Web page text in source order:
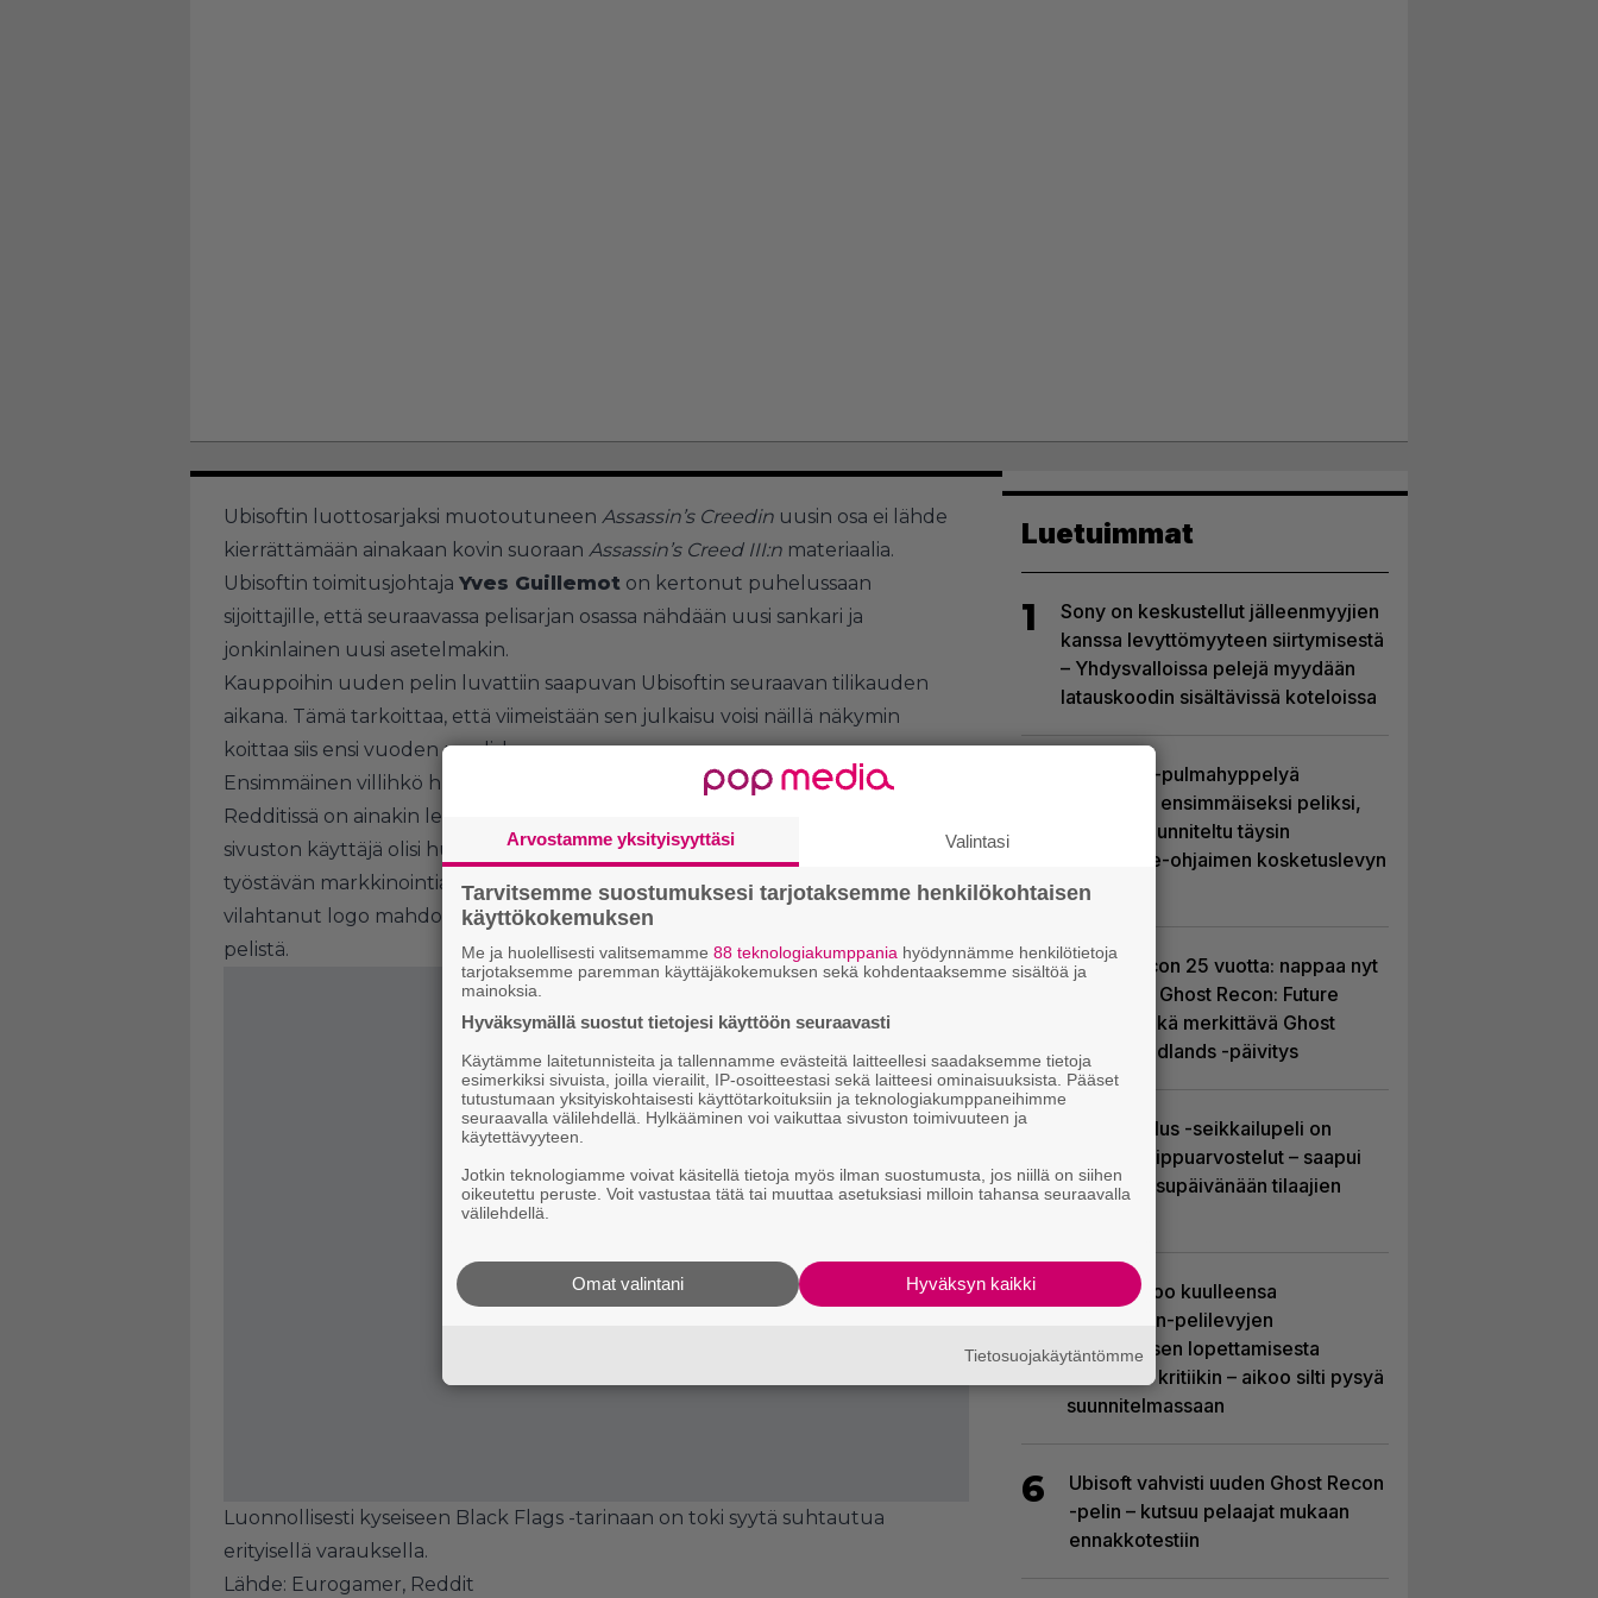
Ubisoftin luottosarjaksi muotoutuneen Assassin’s Creedin uusin osa ei lähde
kierrättämään ainakaan kovin suoraan Assassin’s Creed III:n materiaalia.
Ubisoftin toimitusjohtaja Yves Guillemot on kertonut puhelussaan
sijoittajille, että seuraavassa pelisarjan osassa nähdään uusi sankari ja
jonkinlainen uusi asetelmakin.
Kauppoihin uuden pelin luvattiin saapuvan Ubisoftin seuraavan tilikauden
aikana. Tämä tarkoittaa, että viimeistään sen julkaisu voisi näillä näkymin
koittaa siis ensi vuoden maaliskuussa.
Ensimmäinen villihkö huhusatsi uudesta asetelemasta onkin jo liikkeellä.
Redditissä on ainakin levinnyt aiemmin päivällä tarina, jonka mukaan eräs
sivuston käyttäjä olisi huomannut lentokoneessa ollessaan muuan naisen
työstävän markkinointia varten PowerPoint-esitystä. Siinä olisi ilmeisesti
vilahtanut logo mahdollisesti piraattiteemaisesta Assassin’s Creed: Black Flags -
pelistä.
Luonnollisesti kyseiseen Black Flags -tarinaan on toki syytä suhtautua
erityisellä varauksella.
Lähde: Eurogamer, Reddit
Luetuimmat
1
Sony on keskustellut jälleenmyyjien
kanssa levyttömyyteen siirtymisestä
– Yhdysvalloissa pelejä myydään
latauskoodin sisältävissä koteloissa
Uutta PS5-pulmahyppelyä
kuvaillaan ensimmäiseksi peliksi,
joka on suunniteltu täysin
DualSense-ohjaimen kosketuslevyn
ympärille
3
Ghost Recon 25 vuotta: nappaa nyt
ilmaiseksi Ghost Recon: Future
Soldier sekä merkittävä Ghost
Recon Wildlands -päivitys
4
Uusi PS Plus -seikkailupeli on
saanut huippuarvostelut – saapui
heti julkaisupäivänään tilaajien
5
Sony kertoo kuulleensa
PlayStation-pelilevyjen
valmistuksen lopettamisesta
nousseen kritiikin – aikoo silti pysyä
suunnitelmassaan
6
Ubisoft vahvisti uuden Ghost Recon
-pelin – kutsuu pelaajat mukaan
ennakkotestiin
Arvostamme yksityisyyttäsi Valintasi
Tarvitsemme suostumuksesi tarjotaksemme henkilökohtaisen
käyttökokemuksen
Me ja huolellisesti valitsemamme 88 teknologiakumppania hyödynnämme henkilötietoja
tarjotaksemme paremman käyttäjäkokemuksen sekä kohdentaaksemme sisältöä ja
mainoksia.
Hyväksymällä suostut tietojesi käyttöön seuraavasti
Käytämme laitetunnisteita ja tallennamme evästeitä laitteellesi saadaksemme tietoja
esimerkiksi sivuista, joilla vierailit, IP-osoitteestasi sekä laitteesi ominaisuuksista. Pääset
tutustumaan yksityiskohtaisesti käyttötarkoituksiin ja teknologiakumppaneihimme
seuraavalla välilehdellä. Hylkääminen voi vaikuttaa sivuston toimivuuteen ja
käytettävyyteen.
Jotkin teknologiamme voivat käsitellä tietoja myös ilman suostumusta, jos niillä on siihen
oikeutettu peruste. Voit vastustaa tätä tai muuttaa asetuksiasi milloin tahansa seuraavalla
välilehdellä.
Hyväksyn kaikki
Omat valintani
Tietosuojakäytäntömme